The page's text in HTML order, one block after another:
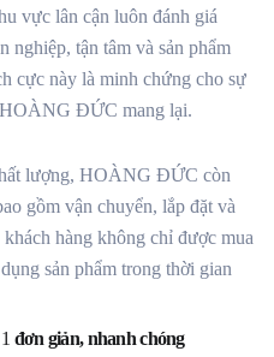
vực lân cận luôn đánh giá
tận tâm và sản phẩm
cực này là minh chứng cho sự
ĐỨC mang lại.
lượng, HOÀNG ĐỨC còn
gồm vận chuyển, lắp đặt và
hàng không chỉ được mua
sản phẩm trong thời gian
đơn giản, nhanh chóng